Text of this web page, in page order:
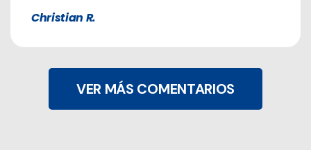
Christian R.
VER MÁS COMENTARIOS